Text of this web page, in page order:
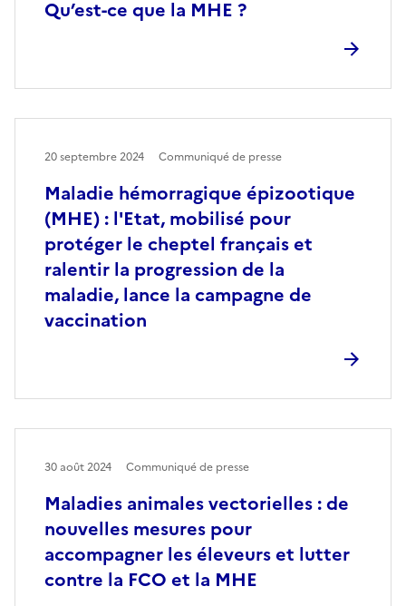
Qu’est-ce que la MHE ?
Maladie hémorragique épizootique
(MHE) : l'Etat, mobilisé pour
protéger le cheptel français et
ralentir la progression de la
maladie, lance la campagne de
vaccination
20 septembre 2024 Communiqué de presse
Maladies animales vectorielles : de
nouvelles mesures pour
accompagner les éleveurs et lutter
contre la FCO et la MHE
30 août 2024 Communiqué de presse